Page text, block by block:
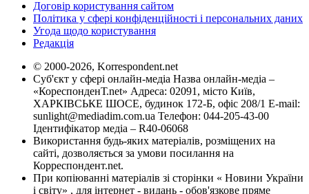
Договір користування сайтом
Політика у сфері конфіденційності і персональних даних
Угода щодо користування
Редакція
© 2000-2026, Korrespondent.net
Суб'єкт у сфері онлайн-медіа Назва онлайн-медіа –
«КореспонденТ.net» Адреса: 02091, місто Київ,
ХАРКІВСЬКЕ ШОСЕ, будинок 172-Б, офіс 208/1 E-mail:
sunlight@mediadim.com.ua Телефон: 044-205-43-00
Ідентифікатор медіа – R40-06068
Використання будь-яких матеріалів, розміщених на
сайті, дозволяється за умови посилання на
Корреспондент.net.
При копіюванні матеріалів зі сторінки « Новини України
і світу» , для інтернет - видань - обов'язкове пряме